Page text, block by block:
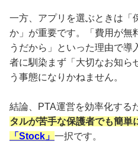
一方、アプリを選ぶときは「
か」が重要です。「費用が無
うだから」といった理由で
者に馴染まず「大切なお知ら
う事態になりかねません。
結論、PTA運営を効率化する
タルが苦手な保護者でも簡単
「Stock」 一択です。